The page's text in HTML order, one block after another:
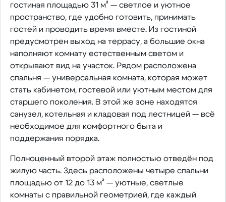
гостиная площадью 31 м² — светлое и уютное
пространство, где удобно готовить, принимать
гостей и проводить время вместе. Из гостиной
предусмотрен выход на террасу, а большие окна
наполняют комнату естественным светом и
открывают вид на участок. Рядом расположена
спальня — универсальная комната, которая может
стать кабинетом, гостевой или уютным местом для
старшего поколения. В этой же зоне находятся
санузел, котельная и кладовая под лестницей — всё
необходимое для комфортного быта и
поддержания порядка.
Полноценный второй этаж полностью отведён под
жилую часть. Здесь расположены четыре спальни
площадью от 12 до 13 м² — уютные, светлые
комнаты с правильной геометрией, где каждый